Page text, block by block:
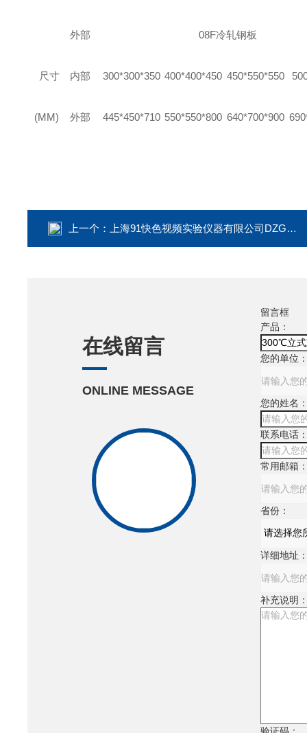
外部 08F冷轧钢板
尺寸
(MM)
内部 300*300*350 400*400*450 450*550*550
外部 445*450*710 550*550*800 640*700*900
上一个： 上海91快色视频实验仪器有限公司DZG-6210210L立式真空黄色软件快色
在线留言
ONLINE MESSAGE
留言框
产品：
您的单位
您的姓名
联系电话
常用邮箱
省份：
详细地址
补充说明